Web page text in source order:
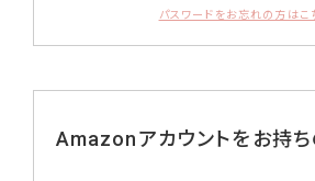
パスワードをお忘れの方はこ
Amazonアカウントをお持ち